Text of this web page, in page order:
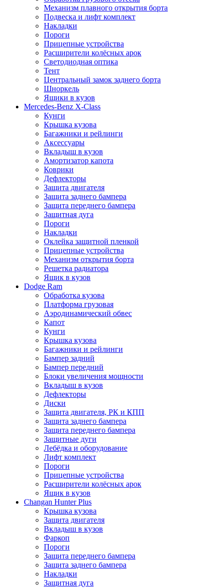
Механизм плавного открытия борта
Подвеска и лифт комплект
Накладки
Пороги
Прицепные устройства
Расширители колёсных арок
Светодиодная оптика
Тент
Центральный замок заднего борта
Шноркель
Ящики в кузов
Mercedes-Benz X-Class
Кунги
Крышка кузова
Багажники и рейлинги
Аксессуары
Вкладыш в кузов
Амортизатор капота
Коврики
Дефлекторы
Защита двигателя
Защита заднего бампера
Защита переднего бампера
Защитная дуга
Пороги
Накладки
Оклейка защитной пленкой
Прицепные устройства
Механизм открытия борта
Решетка радиатора
Ящик в кузов
Dodge Ram
Обработка кузова
Платформа грузовая
Аэродинамический обвес
Капот
Кунги
Крышка кузова
Багажники и рейлинги
Бампер задний
Бампер передний
Блоки увеличения мощности
Вкладыш в кузов
Дефлекторы
Диски
Защита двигателя, РК и КПП
Защита заднего бампера
Защита переднего бампера
Защитные дуги
Лебёдка и оборудование
Лифт комплект
Пороги
Прицепные устройства
Расширители колёсных арок
Ящик в кузов
Changan Hunter Plus
Крышка кузова
Защита двигателя
Вкладыш в кузов
Фаркоп
Пороги
Защита переднего бампера
Защита заднего бампера
Накладки
Защитная дуга